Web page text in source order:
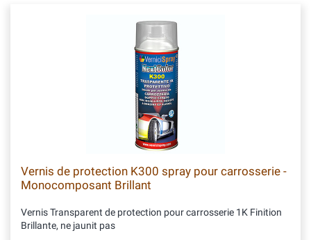
Vernis de protection K300 spray pour carrosserie -
Monocomposant Brillant
Vernis Transparent de protection pour carrosserie 1K Finition
Brillante, ne jaunit pas